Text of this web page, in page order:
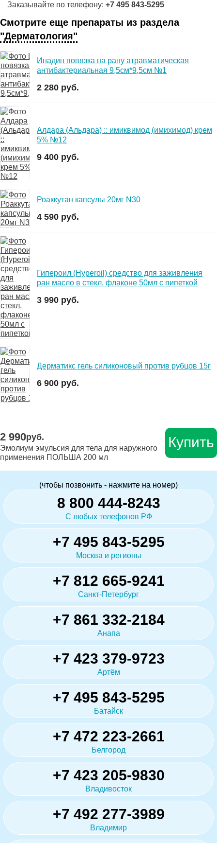
Заказывайте по телефону: +7 495 843-5295
Смотрите еще препараты из раздела
"Дерматология"
Инадин повязка на рану атравматическая
антибактериальная 9,5см*9,5см №1
2 280 руб.
Алдара (Альдара) :: имиквимод (имихимод) крем
5% №12
9 400 руб.
Роаккутан капсулы 20мг N30
4 590 руб.
Гипероил (Hyperoil) средство для заживления
ран масло в стекл. флаконе 50мл с пипеткой
3 990 руб.
Дерматикс гель силиконовый против рубцов 15г
6 900 руб.
2 990руб.
Эмолиум эмульсия для тела для наружного
применения ПОЛЬША 200 мл
Купить
(чтобы позвонить - нажмите на номер)
8 800 444-8243
С любых телефонов РФ
+7 495 843-5295
Москва и регионы
+7 812 665-9241
Санкт-Петербург
+7 861 332-2184
Анапа
+7 423 379-9723
Артём
+7 495 843-5295
Батайск
+7 472 223-2661
Белгород
+7 423 205-9830
Владивосток
+7 492 277-3989
Владимир